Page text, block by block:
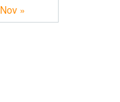
Nov »